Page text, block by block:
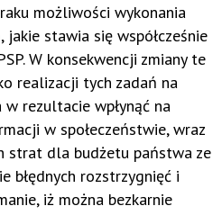
możliwości wykonania
jakie stawia się współcześnie
W konsekwencji zmiany te
realizacji tych zadań na
w rezultacie wpłynąć na
w społeczeństwie, wraz
strat dla budżetu państwa ze
błędnych rozstrzygnięć i
iż można bezkarnie